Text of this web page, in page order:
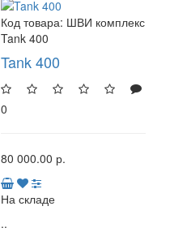
Код товара: ШВИ комплекс
Tank 400
Tank 400
0
80 000.00 р.
На складе
..